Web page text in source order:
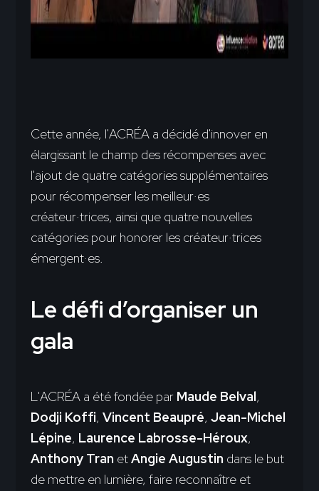
Cette année, l'ACRÉA a décidé d'innover en
élargissant le champ des récompenses avec
l'ajout de quatre catégories supplémentaires
pour récompenser les meilleur·es
créateur·trices, ainsi que quatre nouvelles
catégories pour honorer les créateur·trices
émergent·es.
Le défi d’organiser un
gala
L'ACRÉA a été fondée par Maude Belval,
Dodji Koffi, Vincent Beaupré, Jean-Michel
Lépine, Laurence Labrosse-Héroux,
Anthony Tran etAngie Augustin dans le but
de mettre en lumière, faire reconnaître et